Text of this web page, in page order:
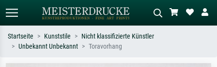
Startseite Kunststile
Nicht klassifizierte Künstler
Unbekannt Unbekannt
Toravorhang